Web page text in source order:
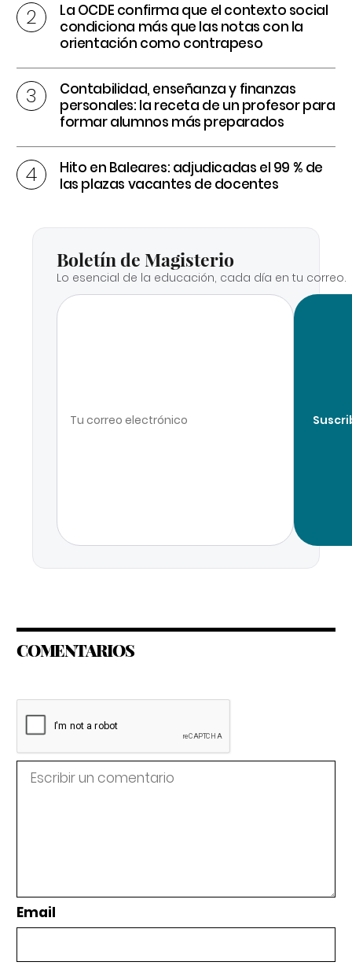
La OCDE confirma que el contexto social
condiciona más que las notas con la
orientación como contrapeso
Contabilidad, enseñanza y finanzas
personales: la receta de un profesor para
formar alumnos más preparados
Hito en Baleares: adjudicadas el 99 % de
las plazas vacantes de docentes
Boletín de Magisterio
Lo esencial de la educación, cada día en tu correo.
COMENTARIOS
Email